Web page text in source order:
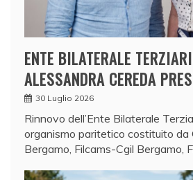
ENTE BILATERALE
ALESSANDRA CEREDA
30 Luglio 2026
Rinnovo dell’Ente Bilaterale
organismo paritetico costituito da
Bergamo, Filcams-Cgil Bergamo,